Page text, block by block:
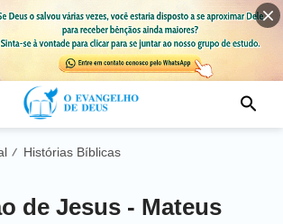
/ Histórias Bíblicas
de Jesus - Mateus